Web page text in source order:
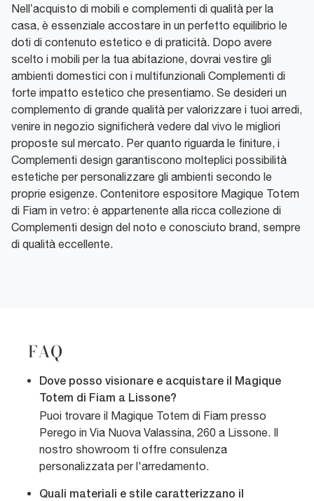
Nell’acquisto di mobili e complementi di qualità per la
casa, è essenziale accostare in un perfetto equilibrio le
doti di contenuto estetico e di praticità. Dopo avere
scelto i mobili per la tua abitazione, dovrai vestire gli
ambienti domestici con i multifunzionali Complementi di
forte impatto estetico che presentiamo. Se desideri un
complemento di grande qualità per valorizzare i tuoi arredi,
venire in negozio significherà vedere dal vivo le migliori
proposte sul mercato. Per quanto riguarda le finiture, i
Complementi design garantiscono molteplici possibilità
estetiche per personalizzare gli ambienti secondo le
proprie esigenze. Contenitore espositore Magique Totem
di Fiam in vetro: è appartenente alla ricca collezione di
Complementi design del noto e conosciuto brand, sempre
di qualità eccellente.
FAQ
Dove posso visionare e acquistare il Magique
Totem di Fiam a Lissone?
Puoi trovare il Magique Totem di Fiam presso
Perego in Via Nuova Valassina, 260 a Lissone. Il
nostro showroom ti offre consulenza
personalizzata per l'arredamento.
Quali materiali e stile caratterizzano il